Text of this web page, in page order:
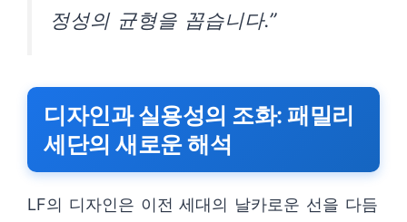
정성의 균형을 꼽습니다.”
디자인과 실용성의 조화: 패밀리
세단의 새로운 해석
LF의 디자인은 이전 세대의 날카로운 선을 다듬